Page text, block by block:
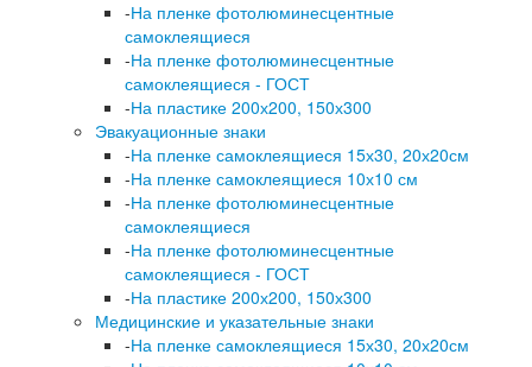
-На пленке фотолюминесцентные
самоклеящиеся
-На пленке фотолюминесцентные
самоклеящиеся - ГОСТ
-На пластике 200х200, 150х300
Эвакуационные знаки
-На пленке самоклеящиеся 15х30, 20х20см
-На пленке самоклеящиеся 10х10 см
-На пленке фотолюминесцентные
самоклеящиеся
-На пленке фотолюминесцентные
самоклеящиеся - ГОСТ
-На пластике 200х200, 150х300
Медицинские и указательные знаки
-На пленке самоклеящиеся 15х30, 20х20см